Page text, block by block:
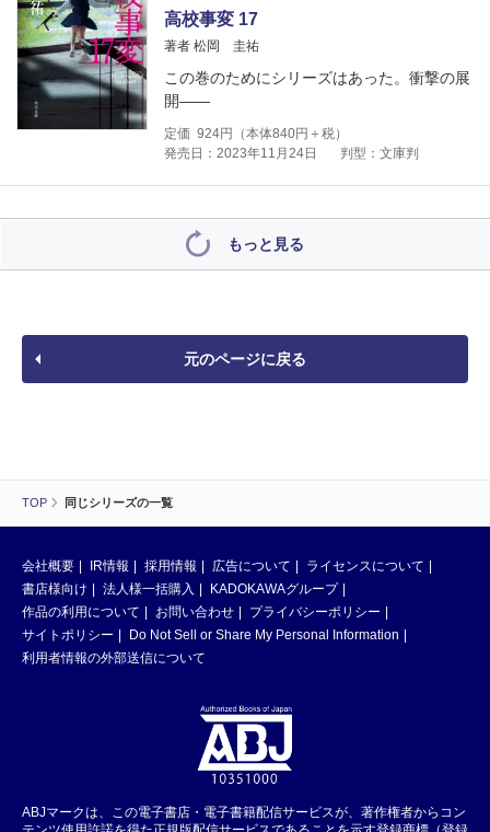
TOP 同じシリーズの一覧
高校事変 17
著者 松岡 圭祐
この巻のためにシリーズはあった。衝撃の展
開――
定価 924円（本体840円＋税）
発売日：2023年11月24日
判型：文庫判
もっと見る
元のページに戻る
会社概要 IR情報 採用情報 広告について
ライセンスについて
書店様向け
法人様一括購入
KADOKAWAグループ
作品の利用について
お問い合わせ
プライバシーポリシー
サイトポリシー
Do Not Sell or Share My Personal Information
利用者情報の外部送信について
ABJマークは、この電子書店・電子書籍配信サービスが、著作権者からコン